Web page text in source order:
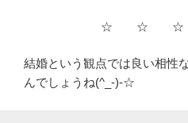
☆ ☆
結婚という観点では良い相性
んでしょうね(^_-)-☆